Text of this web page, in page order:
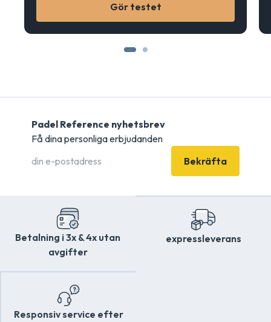
Gör testet
Padel Reference nyhetsbrev
Få dina personliga erbjudanden
Bekräfta
Betalning i 3x & 4x utan
avgifter
expressleverans
Responsiv service efter